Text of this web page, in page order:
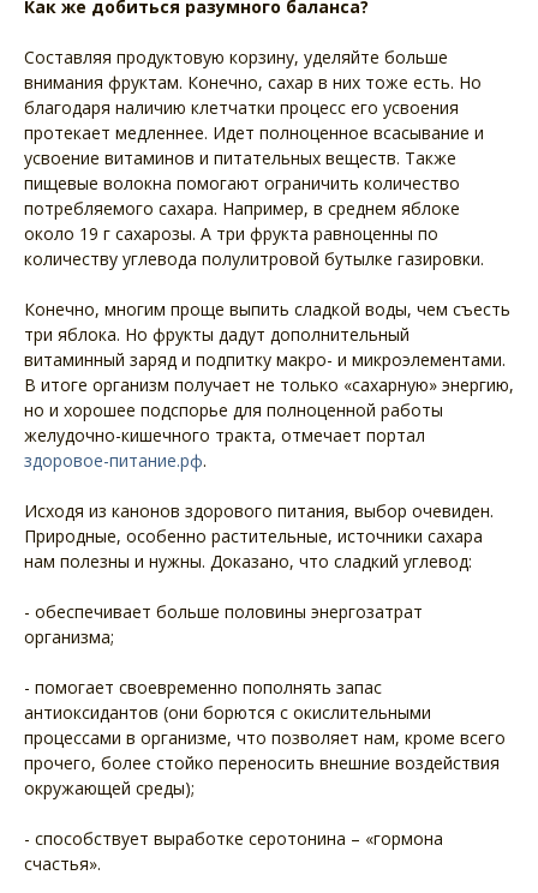
Как же добиться разумного баланса?
Составляя продуктовую корзину, уделяйте больше
внимания фруктам. Конечно, сахар в них тоже есть. Но
благодаря наличию клетчатки процесс его усвоения
протекает медленнее. Идет полноценное всасывание и
усвоение витаминов и питательных веществ. Также
пищевые волокна помогают ограничить количество
потребляемого сахара. Например, в среднем яблоке
около 19 г сахарозы. А три фрукта равноценны по
количеству углевода полулитровой бутылке газировки.
Конечно, многим проще выпить сладкой воды, чем съесть
три яблока. Но фрукты дадут дополнительный
витаминный заряд и подпитку макро- и микроэлементами.
В итоге организм получает не только «сахарную» энергию,
но и хорошее подспорье для полноценной работы
желудочно-кишечного тракта, отмечает портал
здоровое-питание.рф.
Исходя из канонов здорового питания, выбор очевиден.
Природные, особенно растительные, источники сахара
нам полезны и нужны. Доказано, что сладкий углевод:
- обеспечивает больше половины энергозатрат
организма;
- помогает своевременно пополнять запас
антиоксидантов (они борются с окислительными
процессами в организме, что позволяет нам, кроме всего
прочего, более стойко переносить внешние воздействия
окружающей среды);
- способствует выработке серотонина – «гормона
счастья».